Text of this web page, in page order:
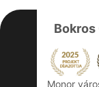
Bokros
Monor